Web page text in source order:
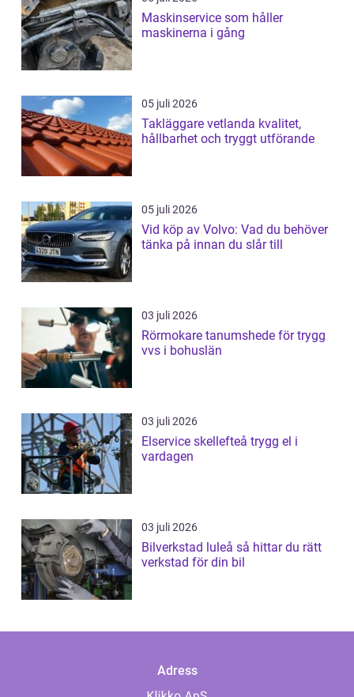
Maskinservice som håller
maskinerna i gång
05 juli 2026
Takläggare vetlanda kvalitet,
hållbarhet och tryggt utförande
05 juli 2026
Vid köp av Volvo: Vad du behöver
tänka på innan du slår till
03 juli 2026
Rörmokare tanumshede för trygg
vvs i bohuslän
03 juli 2026
Elservice skellefteå trygg el i
vardagen
03 juli 2026
Bilverkstad luleå så hittar du rätt
verkstad för din bil
Adress